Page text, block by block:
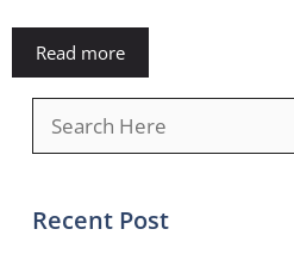
Read more
Recent Post